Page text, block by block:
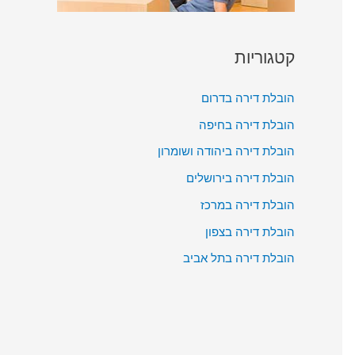
קטגוריות
הובלת דירה בדרום
הובלת דירה בחיפה
הובלת דירה ביהודה ושומרון
הובלת דירה בירושלים
הובלת דירה במרכז
הובלת דירה בצפון
הובלת דירה בתל אביב